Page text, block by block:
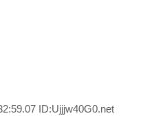
ID:Ujjjw40G0.net